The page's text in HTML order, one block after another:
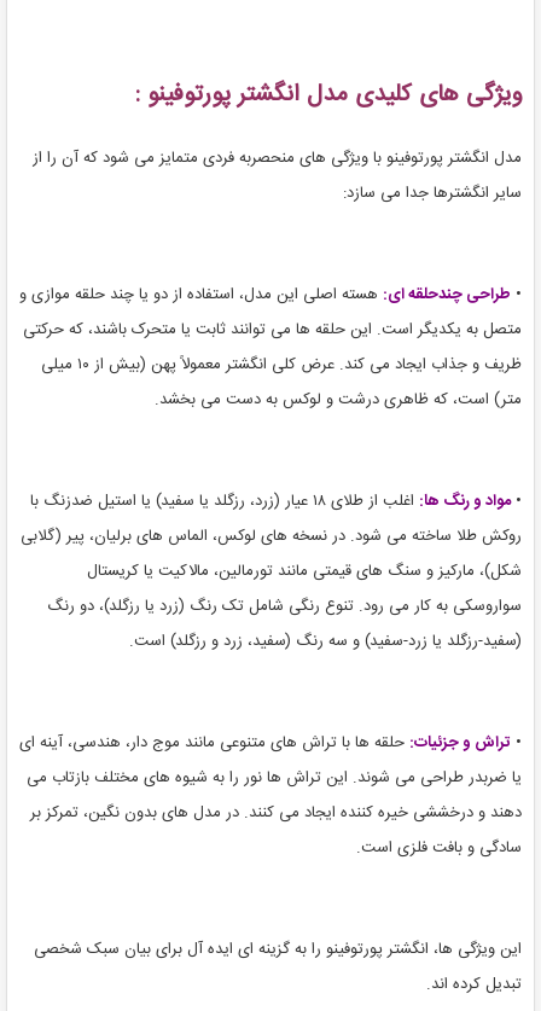
ویژگی های کلیدی مدل انگشتر پورتوفینو :
مدل انگشتر پورتوفینو با ویژگی های منحصربه فردی متمایز می شود که آن را از
سایر انگشترها جدا می سازد:
• طراحی چندحلقه ای: هسته اصلی این مدل، استفاده از دو یا چند حلقه موازی و
متصل به یکدیگر است. این حلقه ها می توانند ثابت یا متحرک باشند، که حرکتی
ظریف و جذاب ایجاد می کند. عرض کلی انگشتر معمولاً پهن (بیش از ۱۰ میلی
متر) است، که ظاهری درشت و لوکس به دست می بخشد.
•مواد و رنگ ها:
اغلب از طلای ۱۸ عیار (زرد، رزگلد یا سفید) یا استیل ضدزنگ با
روکش طلا ساخته می شود. در نسخه های لوکس، الماس های برلیان، پیر (گلابی
شکل)، مارکیز و سنگ های قیمتی مانند تورمالین، مالاکیت یا کریستال
سواروسکی به کار می رود. تنوع رنگی شامل تک رنگ (زرد یا رزگلد)، دو رنگ
(سفید-رزگلد یا زرد-سفید) و سه رنگ (سفید، زرد و رزگلد) است.
• تراش و جزئیات: حلقه ها با تراش های متنوعی مانند موج دار، هندسی، آینه ای
یا ضربدر طراحی می شوند. این تراش ها نور را به شیوه های مختلف بازتاب می
دهند و درخششی خیره کننده ایجاد می کنند. در مدل های بدون نگین، تمرکز بر
سادگی و بافت فلزی است.
این ویژگی ها، انگشتر پورتوفینو را به گزینه ای ایده آل برای بیان سبک شخصی
تبدیل کرده اند.